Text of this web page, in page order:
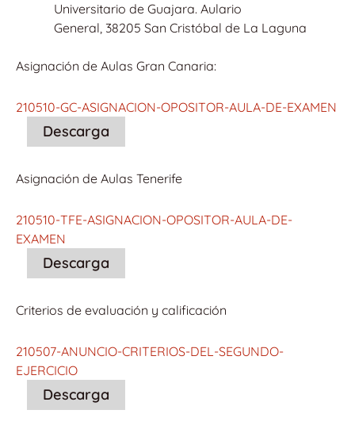
Universitario de Guajara. Aulario
General, 38205 San Cristóbal de La Laguna
Asignación de Aulas Gran Canaria:
210510-GC-ASIGNACION-OPOSITOR-AULA-DE-EXAMEN
Descarga
Asignación de Aulas Tenerife
210510-TFE-ASIGNACION-OPOSITOR-AULA-DE-
EXAMEN
Descarga
Criterios de evaluación y calificación
210507-ANUNCIO-CRITERIOS-DEL-SEGUNDO-
EJERCICIO
Descarga